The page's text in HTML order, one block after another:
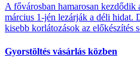
A fővárosban hamarosan
március 1-jén lezárják a déli hidat.
kisebb korlátozások az előkészítés
Gyorstöltés vásárlás közben